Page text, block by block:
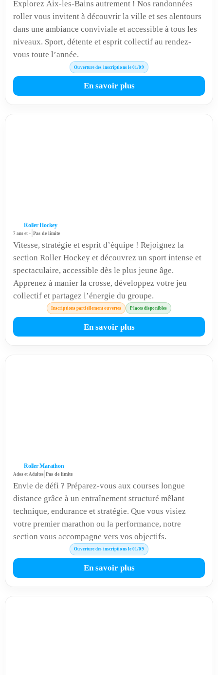
Explorez Aix-les-Bains autrement ! Nos randonnées
roller vous invitent à découvrir la ville et ses alentours
dans une ambiance conviviale et accessible à tous les
niveaux. Sport, détente et esprit collectif au rendez-
vous toute l’année.
Ouverture des inscriptions le 01/09
En savoir plus
Roller Hockey
7 ans et +|Pas de limite
Vitesse, stratégie et esprit d’équipe ! Rejoignez la
section Roller Hockey et découvrez un sport intense et
spectaculaire, accessible dès le plus jeune âge.
Apprenez à manier la crosse, développez votre jeu
collectif et partagez l’énergie du groupe.
Inscriptions partiellement ouvertes Places disponibles
En savoir plus
Roller Marathon
Ados et Adultes Pas de limite
Envie de défi ? Préparez-vous aux courses longue
distance grâce à un entraînement structuré mêlant
technique, endurance et stratégie. Que vous visiez
votre premier marathon ou la performance, notre
section vous accompagne vers vos objectifs.
Ouverture des inscriptions le 01/09
En savoir plus